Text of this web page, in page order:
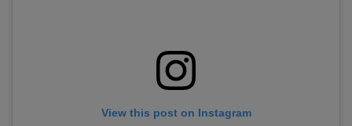
View this post on Instagram